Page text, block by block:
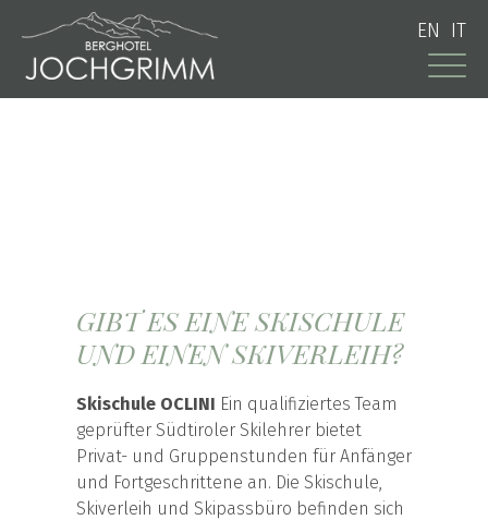
EN IT
GIBT ES EINE SKISCHULE
UND EINEN SKIVERLEIH?
Skischule OCLINI Ein qualifiziertes Team
geprüfter Südtiroler Skilehrer bietet
Privat- und Gruppenstunden für Anfänger
und Fortgeschrittene an. Die Skischule,
Skiverleih und Skipassbüro befinden sich